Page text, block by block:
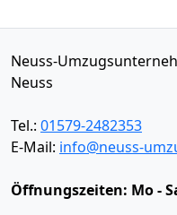
Neuss-
Neuss
Tel.: 01579-2482353
E-Mail: info@neuss-
Öffnungszeiten: Mo -